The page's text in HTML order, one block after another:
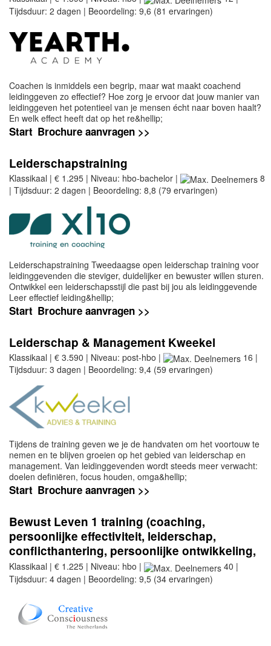
Tijdsduur: 2 dagen | Beoordeling: 9,6 (81 ervaringen)
Coachen is inmiddels een begrip, maar wat maakt coachend
leidinggeven zo effectief? Hoe zorg je ervoor dat jouw manier van
leidinggeven het potentieel van je mensen écht naar boven haalt?
En welk effect heeft dat op het re&hellip;
Start Brochure aanvragen >>
Leiderschapstraining
Klassikaal | € 1.295 | Niveau: hbo-bachelor |
8
| Tijdsduur: 2 dagen | Beoordeling: 8,8 (79 ervaringen)
Leiderschapstraining Tweedaagse open leiderschap training voor
leidinggevenden die steviger, duidelijker en bewuster willen sturen.
Ontwikkel een leiderschapsstijl die past bij jou als leidinggevende
Leer effectief leiding&hellip;
Start Brochure aanvragen >>
Leiderschap & Management Kweekel
Klassikaal | € 3.590 | Niveau: post-hbo |
16 |
Tijdsduur: 3 dagen | Beoordeling: 9,4 (59 ervaringen)
Tijdens de training geven we je de handvaten om het voortouw te
nemen en te blijven groeien op het gebied van leiderschap en
management. Van leidinggevenden wordt steeds meer verwacht:
doelen definiëren, focus houden, omga&hellip;
Start Brochure aanvragen >>
Bewust Leven 1 training (coaching,
persoonlijke effectiviteit, leiderschap,
conflicthantering, persoonlijke ontwikkeling,
bewustzijn, succesvol handelen)
Klassikaal | € 1.225 | Niveau: hbo |
40 |
Tijdsduur: 4 dagen | Beoordeling: 9,5 (34 ervaringen)